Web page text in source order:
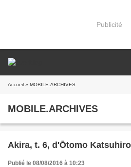
Publicité
Accueil » MOBILE.ARCHIVES
MOBILE.ARCHIVES
Akira, t. 6, d'Ōtomo Katsuhiro
Publié le 08/08/2016 à 10:23